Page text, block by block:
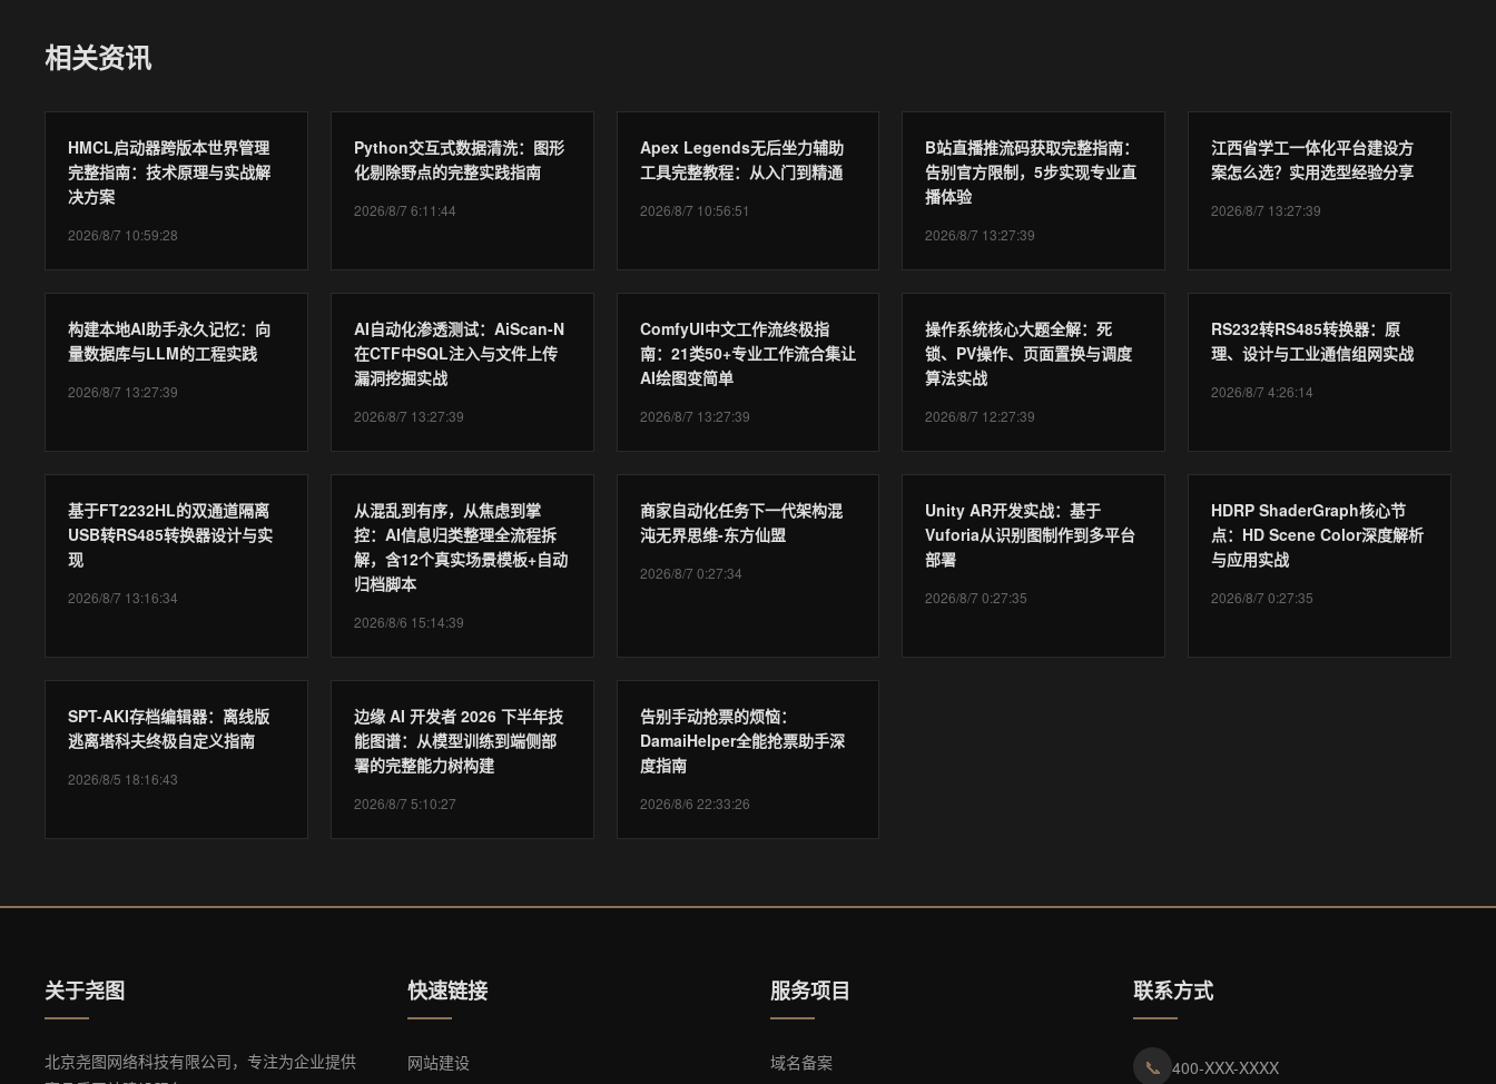
相关资讯
HMCL启动器跨版本世界管理
完整指南：技术原理与实战解
决方案
2026/8/7 10:59:28
Python交互式数据清洗：图形
化剔除野点的完整实践指南
2026/8/7 6:11:44
Apex Legends无后坐力辅助
工具完整教程：从入门到精通
2026/8/7 10:56:51
B站直播推流码获取完整指南：
告别官方限制，5步实现专业直
播体验
2026/8/7 13:27:39
江西省学工一体化平台建设方
案怎么选？实用选型经验分享
2026/8/7 13:27:39
构建本地AI助手永久记忆：向
量数据库与LLM的工程实践
2026/8/7 13:27:39
AI自动化渗透测试：AiScan-N
在CTF中SQL注入与文件上传
漏洞挖掘实战
2026/8/7 13:27:39
ComfyUI中文工作流终极指
南：21类50+专业工作流合集让
AI绘图变简单
2026/8/7 13:27:39
操作系统核心大题全解：死
锁、PV操作、页面置换与调度
算法实战
2026/8/7 12:27:39
RS232转RS485转换器：原
理、设计与工业通信组网实战
2026/8/7 4:26:14
基于FT2232HL的双通道隔离
USB转RS485转换器设计与实
现
2026/8/7 13:16:34
从混乱到有序，从焦虑到掌
控：AI信息归类整理全流程拆
解，含12个真实场景模板+自动
归档脚本
2026/8/6 15:14:39
商家自动化任务下一代架构混
沌无界思维-东方仙盟
2026/8/7 0:27:34
Unity AR开发实战：基于
Vuforia从识别图制作到多平台
部署
2026/8/7 0:27:35
HDRP ShaderGraph核心节
点：HD Scene Color深度解析
与应用实战
2026/8/7 0:27:35
SPT-AKI存档编辑器：离线版
逃离塔科夫终极自定义指南
2026/8/5 18:16:43
边缘 AI 开发者 2026 下半年技
能图谱：从模型训练到端侧部
署的完整能力树构建
2026/8/7 5:10:27
告别手动抢票的烦恼：
DamaiHelper全能抢票助手深
度指南
2026/8/6 22:33:26
关于尧图
北京尧图网络科技有限公司，专注为企业提供
快速链接
网站建设
服务项目
域名备案
联系方式
📞 400-XXX-XXXX